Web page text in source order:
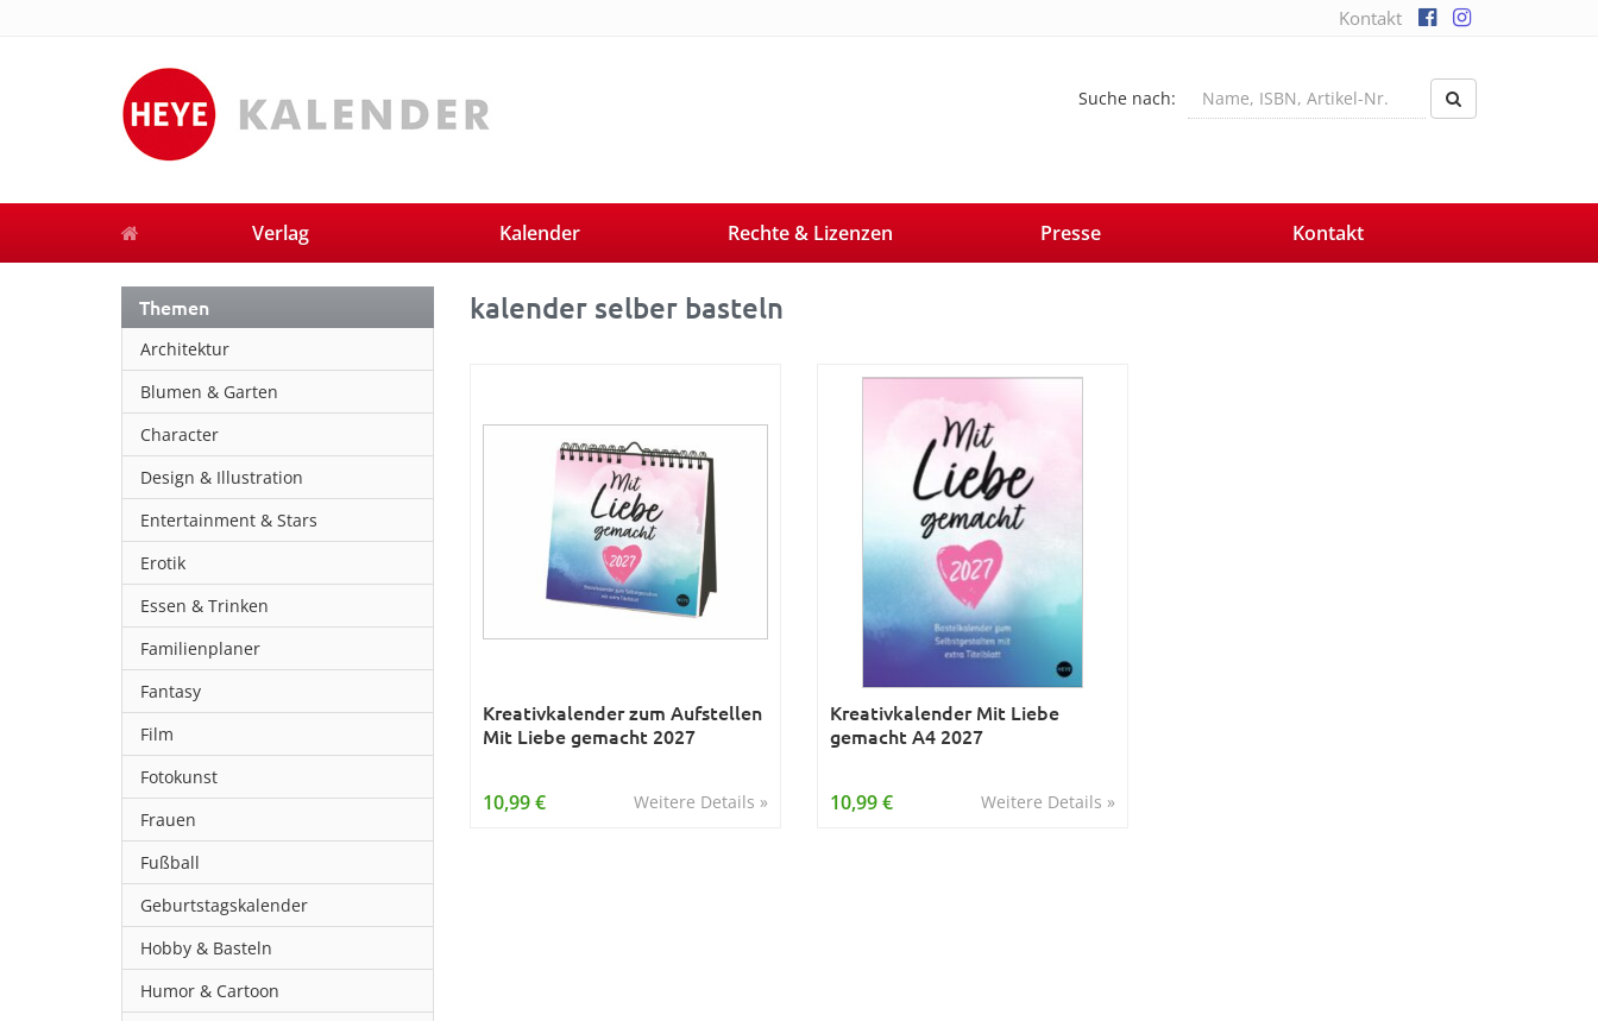
Kontakt
Suche nach:
Verlag Kalender Rechte & Lizenzen Presse Kontakt
Themen
Architektur
Blumen & Garten
Character
Design & Illustration
Entertainment & Stars
Erotik
Essen & Trinken
Familienplaner
Fantasy
Film
Fotokunst
Frauen
Fußball
Geburtstagskalender
Hobby & Basteln
Humor & Cartoon
kalender selber basteln
Kreativkalender zum Aufstellen
Mit Liebe gemacht 2027
Weitere Details »
10,99 €
Kreativkalender Mit Liebe
gemacht A4 2027
Weitere Details »
10,99 €